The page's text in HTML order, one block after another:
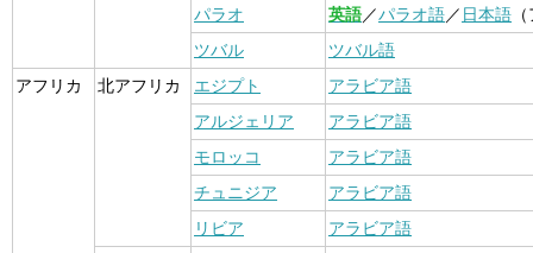
パラオ 英語／パラオ語／ 日本語
ツバル
ツバル語
アフリカ
北アフリカ エジプト
アラビア語
アルジェリア
アラビア語
モロッコ
アラビア語
チュニジア
アラビア語
リビア
アラビア語